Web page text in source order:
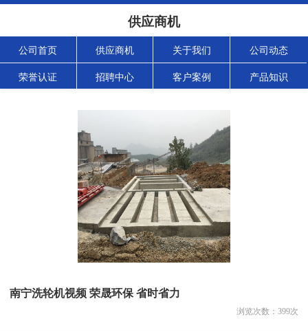
供应商机
公司首页 供应商机 关于我们 公司动态
荣誉认证 招聘中心 客户案例 产品知识
南宁洗轮机视频 荣晟环保 省时省力
浏览次数： 399次